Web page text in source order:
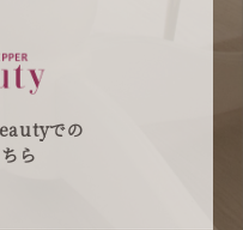
での
ら